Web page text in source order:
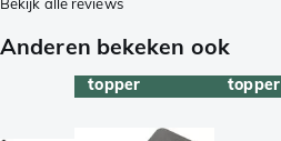
Anderen bekeken ook
topper topper